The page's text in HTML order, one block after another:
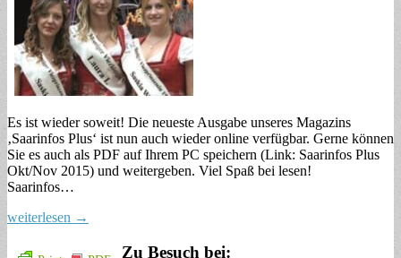
Es ist wieder soweit! Die neueste Ausgabe unseres Magazins
‚Saarinfos Plus‘ ist nun auch wieder online verfügbar. Gerne können
Sie es auch als PDF auf Ihrem PC speichern (Link: Saarinfos Plus
Okt/Nov 2015) und weitergeben. Viel Spaß bei lesen!
Saarinfos…
weiterlesen →
Zu Besuch bei: